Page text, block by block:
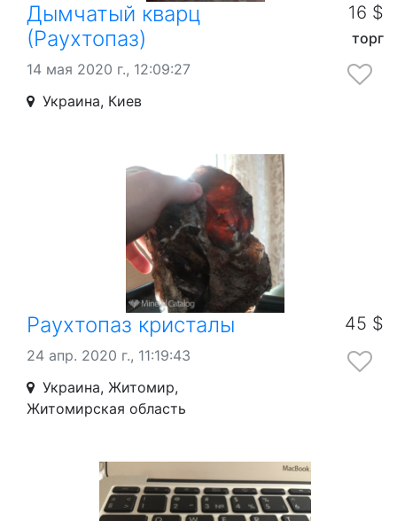
Дымчатый кварц
(Раухтопаз)
14 мая 2020 г., 12:09:27
Украина, Киев
16 $
торг
Раухтопаз кристалы
24 апр. 2020 г., 11:19:43
Украина, Житомир,
Житомирская область
45 $